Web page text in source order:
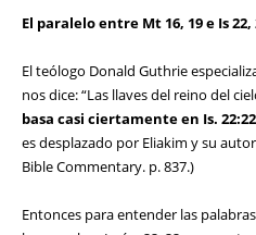
El paralelo entre Mt 16, 19 e Is 22,
El teólogo Donald Guthrie
nos dice: “Las llaves del reino del
basa casi ciertamente en Is. 22:22
es desplazado por Eliakim y su
Bible Commentary. p. 837.)
Entonces para entender las